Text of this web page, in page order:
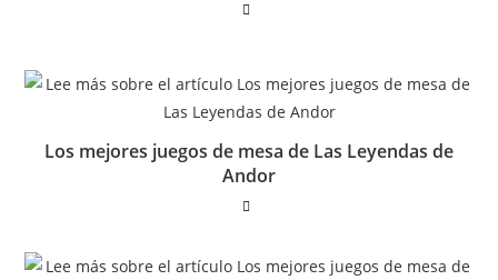
Los mejores juegos de mesa de Las Leyendas de
Andor